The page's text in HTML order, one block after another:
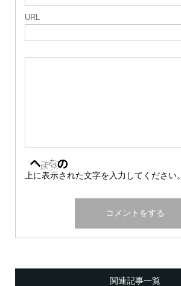
URL
上に表示された文字を入力してください。
関連記事一覧